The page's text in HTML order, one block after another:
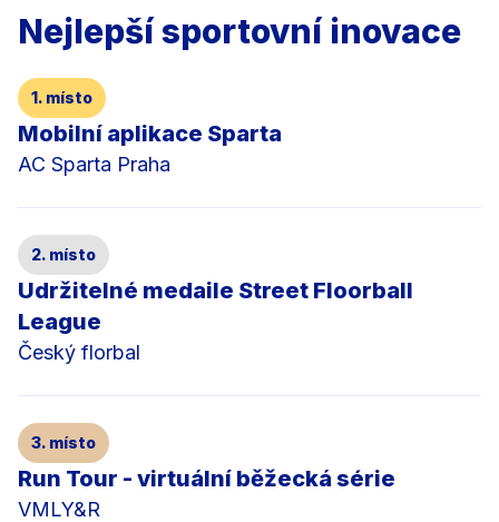
Nejlepší sportovní inovace
1. místo
Mobilní aplikace Sparta
AC Sparta Praha
2. místo
Udržitelné medaile Street Floorball
League
Český florbal
3. místo
Run Tour - virtuální běžecká série
VMLY&R